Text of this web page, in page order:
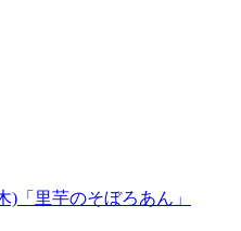
)「里芋のそぼろあん」